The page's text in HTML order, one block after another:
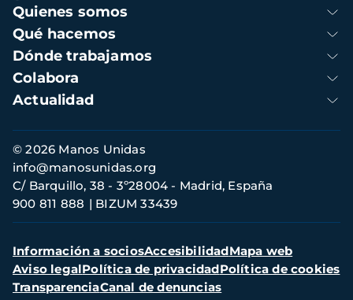
Navegación
principal
Quienes somos
Qué hacemos
Dónde trabajamos
Colabora
Actualidad
Información
de
contacto
© 2026 Manos Unidas
C/ Barquillo, 38 - 3º28004 - Madrid, España
900 811 888
BIZUM 33439
info@manosunidas.org
Menú
secundario
Información a sociosAccesibilidadMapa web
Aviso legalPolítica de privacidadPolítica de cookies
TransparenciaCanal de denuncias